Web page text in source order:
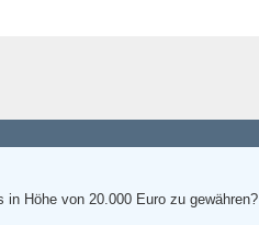
Höhe von 20.000 Euro zu gewähren?